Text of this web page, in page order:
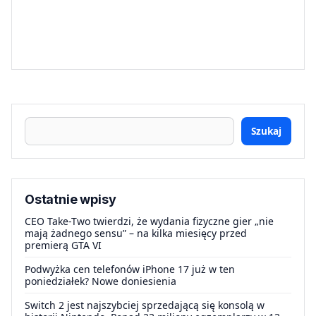
Szukaj
Ostatnie wpisy
CEO Take-Two twierdzi, że wydania fizyczne gier „nie
mają żadnego sensu” – na kilka miesięcy przed
premierą GTA VI
Podwyżka cen telefonów iPhone 17 już w ten
poniedziałek? Nowe doniesienia
Switch 2 jest najszybciej sprzedającą się konsolą w